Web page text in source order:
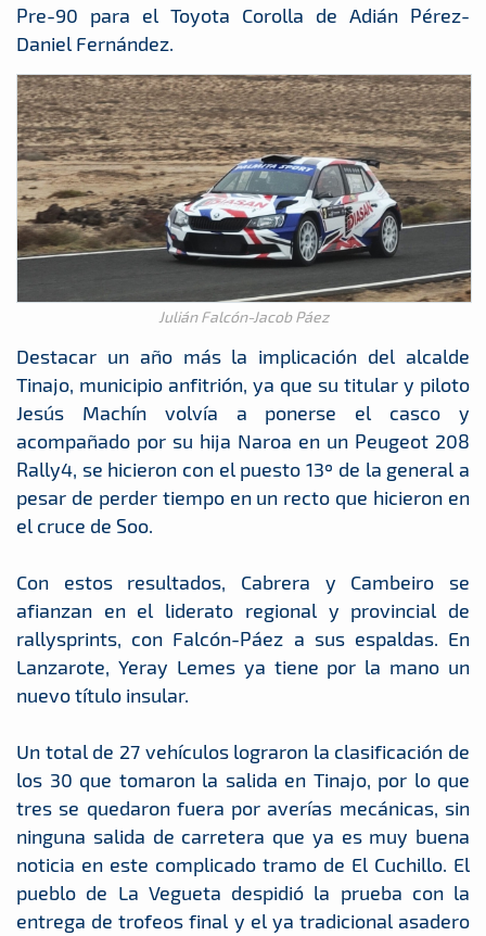
Pre-90 para el Toyota Corolla de Adián Pérez-
Daniel Fernández.
Julián Falcón-Jacob Páez
Destacar un año más la implicación del alcalde
Tinajo, municipio anfitrión, ya que su titular y piloto
Jesús Machín volvía a ponerse el casco y
acompañado por su hija Naroa en un Peugeot 208
Rally4, se hicieron con el puesto 13º de la general a
pesar de perder tiempo en un recto que hicieron en
el cruce de Soo.
Con estos resultados, Cabrera y Cambeiro se
afianzan en el liderato regional y provincial de
rallysprints, con Falcón-Páez a sus espaldas. En
Lanzarote, Yeray Lemes ya tiene por la mano un
nuevo título insular.
Un total de 27 vehículos lograron la clasificación de
los 30 que tomaron la salida en Tinajo, por lo que
tres se quedaron fuera por averías mecánicas, sin
ninguna salida de carretera que ya es muy buena
noticia en este complicado tramo de El Cuchillo. El
pueblo de La Vegueta despidió la prueba con la
entrega de trofeos final y el ya tradicional asadero